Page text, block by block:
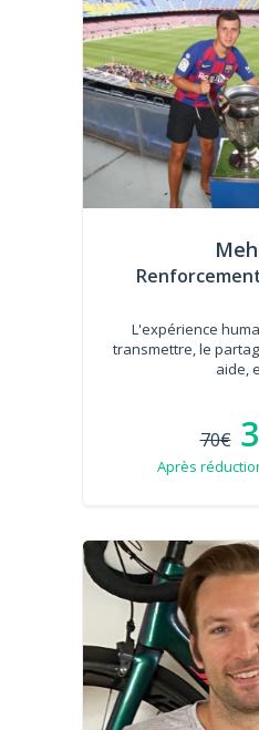
L'expérience
transmettre, le
aide,
70€
Après